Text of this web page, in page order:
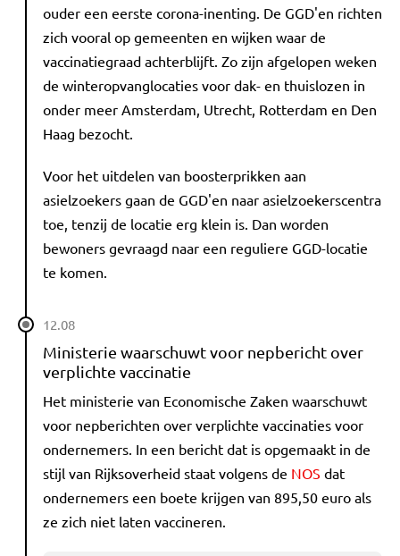
ouder een eerste corona-inenting. De GGD'en richten
zich vooral op gemeenten en wijken waar de
vaccinatiegraad achterblijft. Zo zijn afgelopen weken
de winteropvanglocaties voor dak- en thuislozen in
onder meer Amsterdam, Utrecht, Rotterdam en Den
Haag bezocht.
Voor het uitdelen van boosterprikken aan
asielzoekers gaan de GGD'en naar asielzoekerscentra
toe, tenzij de locatie erg klein is. Dan worden
bewoners gevraagd naar een reguliere GGD-locatie
te komen.
12.08
Ministerie waarschuwt voor nepbericht over
verplichte vaccinatie
Het ministerie van Economische Zaken waarschuwt
voor nepberichten over verplichte vaccinaties voor
ondernemers. In een bericht dat is opgemaakt in de
stijl van Rijksoverheid staat volgens de NOS dat
ondernemers een boete krijgen van 895,50 euro als
ze zich niet laten vaccineren.